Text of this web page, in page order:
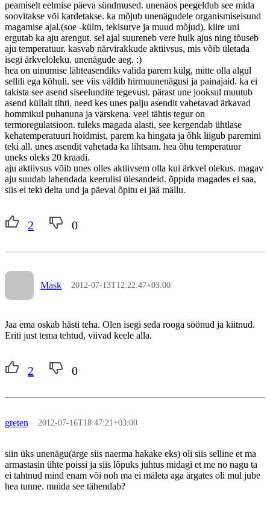
peamiselt eelmise päeva sündmused. unenäos peegeldub see mida
soovitakse või kardetakse. ka mõjub unenägudele organismiseisund
magamise ajal.(soe -külm, tekisurve ja muud mõjud). kiire uni
ergutab ka aju arengut. sel ajal suureneb vere hulk ajus ning tõuseb
aju temperatuur. kasvab närvirakkude aktiivsus, mis võib ületada
isegi ärkveloleku. unenägude aeg. :)
hea on uinumise lähteasendiks valida parem külg, mitte olla algul
sellili ega kõhuli. see viis väldib hirmuunenägusi ja painajaid. ka ei
takista see asend siseelundite tegevust. pärast une jooksul muutub
asend küllalt tihti. need kes unes palju asendit vahetavad ärkavad
hommikul puhanuna ja värskena. veel tähtis tegur on
termoregulatsioon. tuleks magada alasti, see kergendab ühtlase
kehatemperatuuri hoidmist, parem ka hingata ja õhk liigub paremini
teki all. unes asendit vahetada ka lihtsam. hea õhu temperatuur
uneks oleks 20 kraadi.
aju aktiivsus võib unes olles aktiivsem olla kui ärkvel olekus. magav
aju suudab lahendada keerulisi ülesandeid. õppida magades ei saa,
siis ei teki delta und ja päeval õpitu ei jää mällu.
2 0
Mask 2012-07-13T12:22:47+03:00
Jaa ema oskab hästi teha. Olen isegi seda rooga söönud ja kiitnud.
Eriti just tema tehtud, viivad keele alla.
2 0
greten 2012-07-16T18:47:21+03:00
siin üks unenägu(ärge siis naerma hakake eks) oli siis selline et ma
armastasin ühte poissi ja siis lõpuks juhtus midagi et me no nagu ta
ei tahtnud mind enam või noh ma ei mäleta aga ärgates oli mul jube
hea tunne. mnida see tähendab?